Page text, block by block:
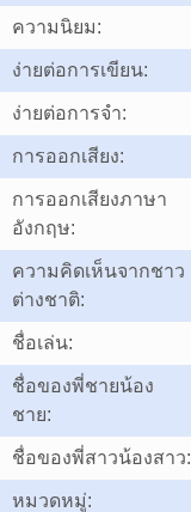
ความนิยม:
ง่ายต่อการเขียน:
ง่ายต่อการจำ:
การออกเสียง:
การออกเสียงภาษา
อังกฤษ:
ความคิดเห็นจากชาว
ต่างชาติ:
ชื่อเล่น:
ชื่อของพี่ชายน้อง
ชาย:
ชื่อของพี่สาวน้องสาว:
หมวดหมู่: